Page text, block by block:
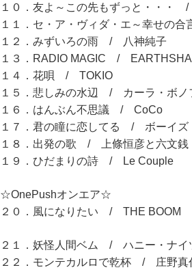
１０．友よ～この先もずっと・・・
１１．セ・ア・ヴィダ・エ～幸せの
１２．みずいろの雨 / 八神純子
１３．RADIO MAGIC /
１４．花唄 / TOKIO
１５．悲しみの水辺 / カーラ・ボノ
１６．はんぶん不思議 / CoCo
１７．君の瞳に恋してる / ボーイズ
１８．出発の歌 / 上條恒彦と六文銭
１９．ひだまりの詩 / Le Couple
☆OnePushオンエア☆
２０．風になりたい / THE BOOM
２１．妖怪人間ベム / ハニー・ナイ
２２．モンテカルロで乾杯 / 庄野真